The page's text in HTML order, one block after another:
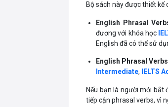
Bộ sách này được thiết
English Phrasal
đương với khóa học
English đã có thể sử
English Phrasal
Intermediate, ELTS
Nếu bạn là người mới bắt
tiếp cận phrasal verbs, vì